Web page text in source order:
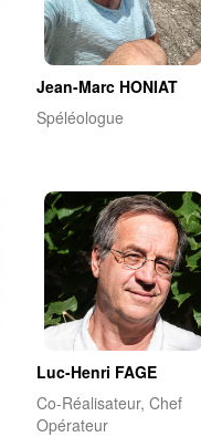
Jean-Marc HONIAT
Spéléologue
Luc-Henri FAGE
Co-Réalisateur, Chef
Opérateur